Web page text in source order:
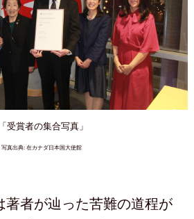
「受賞者の集合写真」
写真出典: 在カナダ日本国大使館
著者が辿った苦難の道程が